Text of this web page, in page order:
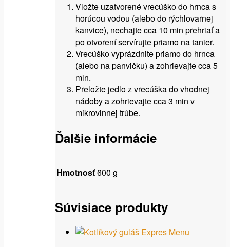
Vložte uzatvorené vrecúško do hrnca s
horúcou vodou (alebo do rýchlovarnej
kanvice), nechajte cca 10 min prehriať a
po otvorení servírujte priamo na tanier.
Vrecúško vyprázdnite priamo do hrnca
(alebo na panvičku) a zohrievajte cca 5
min.
Preložte jedlo z vrecúška do vhodnej
nádoby a zohrievajte cca 3 min v
mikrovlnnej trúbe.
Ďalšie informácie
Hmotnosť600 g
Súvisiace produkty